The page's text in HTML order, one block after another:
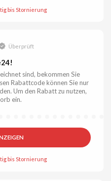
bis Stornierung
Überprüft
sind, bekommen Sie
Rabattcode können Sie nur
Um den Rabatt zu nutzen,
ein.
bis Stornierung